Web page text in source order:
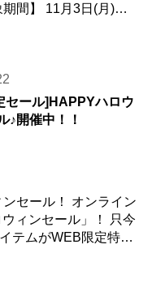
セール]HAPPYハロウ
♪開催中！！
セール！ オンライン
ンセール」！ 只今